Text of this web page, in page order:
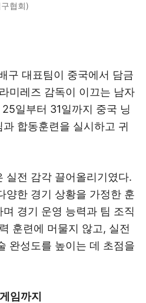
협회)
구 대표팀이 중국에서 담금
미레즈 감독이 이끄는 남자
일부터 31일까지 중국 닝
합동훈련을 실시하고 귀
실전 감각 끌어올리기였다.
양한 경기 상황을 가정한 훈
경기 운영 능력과 팀 조직
훈련에 머물지 않고, 실전
완성도를 높이는 데 초점을
임까지